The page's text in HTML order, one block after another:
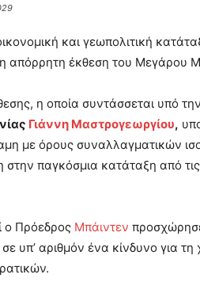
και γεωπολιτική
απόρρητη έκθεση του Μεγάρου
η οποία συντάσσεται υπό
Γιάννη Μαστρογεωργίου,
με όρους συναλλαγματικών
στην παγκόσμια κατάταξη από
ο Πρόεδρος Μπάιντεν
υπ’ αριθμόν ένα κίνδυνο για